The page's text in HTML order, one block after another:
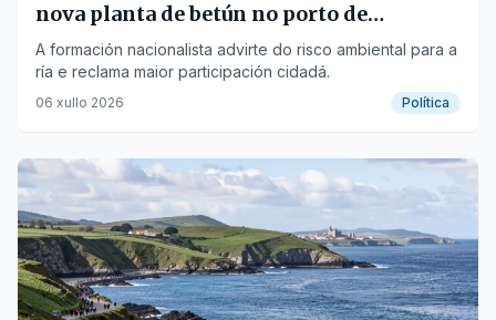
nova planta de betún no porto de
Vilagarcía
A formación nacionalista advirte do risco ambiental para a
ría e reclama maior participación cidadá.
06 xullo 2026 Política